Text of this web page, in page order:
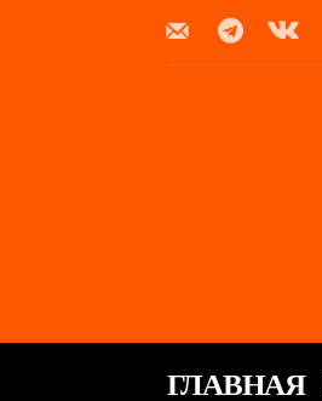
ГЛАВНАЯ